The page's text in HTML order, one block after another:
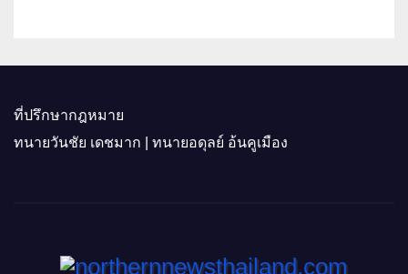
ที่ปรึกษากฎหมาย
ทนายวันชัย เดชมาก | ทนายอดุลย์ อ้นคูเมือง